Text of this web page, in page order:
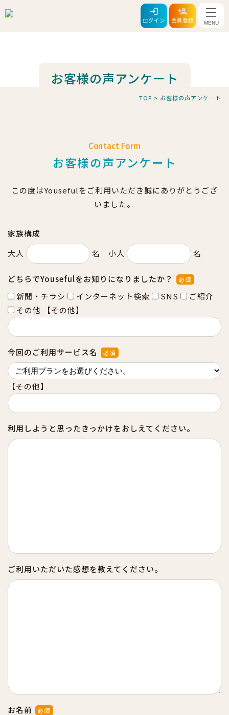
ログイン 会員登録 メニ
お客様の声アンケート
TOP > お客様の声アンケート
Contact Form
お客様の声アンケート
この度はYousefulをご利用いただき誠にありがとうござ
いました。
家族構成
大人
名 小人 名
どちらでYousefulをお知りになりましたか？ 必須
新聞・チラシ インターネット検索 SNS
ご紹介
その他
【その他】
今回のご利用サービス名 必須
【その他】
利用しようと思ったきっかけをおしえてください。
ご利用いただいた感想を教えてください。
お名前 必須